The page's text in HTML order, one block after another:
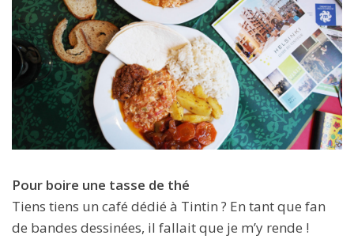
Pour boire une tasse de thé
Tiens tiens un café dédié à Tintin ? En tant que fan
de bandes dessinées, il fallait que je m’y rende !